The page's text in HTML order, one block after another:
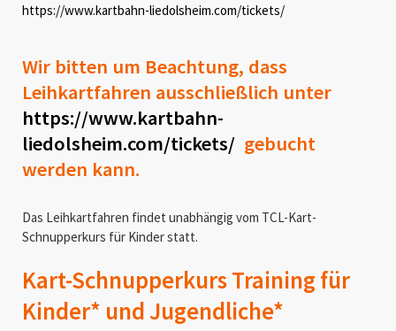
https://www.kartbahn-liedolsheim.com/tickets/
Wir bitten um Beachtung, dass
Leihkartfahren ausschließlich unter
https://www.kartbahn-
liedolsheim.com/tickets/gebucht
werden kann.
Das Leihkartfahren findet unabhängig vom TCL-Kart-
Schnupperkurs für Kinder statt.
Kart-Schnupperkurs Training für
Kinder* und Jugendliche*